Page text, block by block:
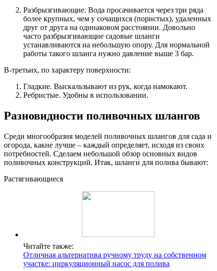
Разбрызгивающие. Вода просачивается через три ряда
более крупных, чем у сочащихся (пористых), удаленных
друг от друга на одинаковом расстоянии. Довольно
часто разбрызгивающие садовые шланги
устанавливаются на небольшую опору. Для нормальной
работы такого шланга нужно давление выше 3 бар.
В-третьих, по характеру поверхности:
Гладкие. Выскальзывают из рук, когда намокают.
Ребристые. Удобны в использовании.
Разновидности поливочных шлангов
Среди многообразия моделей поливочных шлангов для сада и
огорода, какие лучше – каждый определяет, исходя из своих
потребностей. Сделаем небольшой обзор основных видов
поливочных конструкций. Итак, шланги для полива бывают:
Растягивающиеся
Читайте также:
Отличная альтернатива ручному труду на собственном
участке: циркуляционный насос для полива